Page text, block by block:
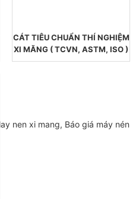
CÁT TIÊU CHUẨN THÍ NGHIỆM
XI MĂNG ( TCVN, ASTM, ISO )